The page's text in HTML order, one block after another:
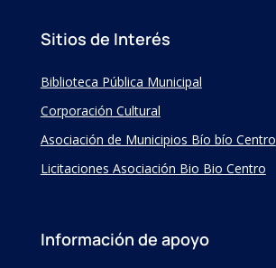
Sitios de Interés
Biblioteca Pública Municipal
Corporación Cultural
Asociación de Municipios Bío bío Centro
Licitaciones Asociación Bio Bio Centro
Información de apoyo